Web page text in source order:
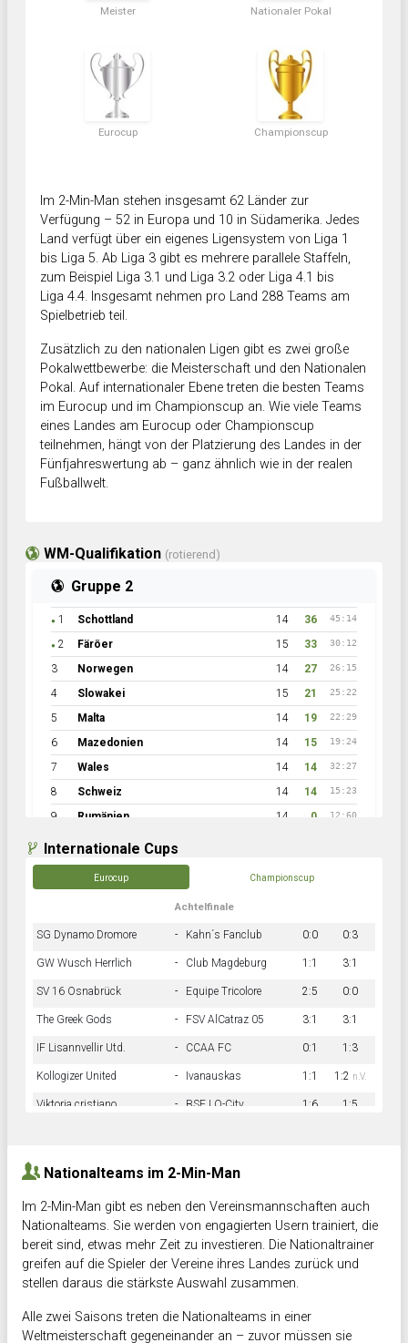
Meister Nationaler Pokal
Eurocup Championscup
Im 2-Min-Man stehen insgesamt 62 Länder zur
Verfügung – 52 in Europa und 10 in Südamerika. Jedes
Land verfügt über ein eigenes Ligensystem von Liga 1
bis Liga 5. Ab Liga 3 gibt es mehrere parallele Staffeln,
zum Beispiel Liga 3.1 und Liga 3.2 oder Liga 4.1 bis
Liga 4.4. Insgesamt nehmen pro Land 288 Teams am
Spielbetrieb teil.
Zusätzlich zu den nationalen Ligen gibt es zwei große
Pokalwettbewerbe: die Meisterschaft und den Nationalen
Pokal. Auf internationaler Ebene treten die besten Teams
im Eurocup und im Championscup an. Wie viele Teams
eines Landes am Eurocup oder Championscup
teilnehmen, hängt von der Platzierung des Landes in der
Fünfjahreswertung ab – ganz ähnlich wie in der realen
Fußballwelt.
WM-Qualifikation (rotierend)
Gruppe 2
● 1 Schottland 14 36 45:14
● 2 Färöer 15 33 30:12
3 Norwegen 14 27 26:15
4 Slowakei 15 21 25:22
5 Malta 14 19 22:29
6 Mazedonien 14 15 19:24
7 Wales 14 14 32:27
8 Schweiz 14 14 15:23
9 Rumänien 14 0 12:60
Internationale Cups
Eurocup Championscup
Achtelfinale
SG Dynamo Dromore - Kahn´s Fanclub 0:0 0:3
GW Wusch Herrlich - Club Magdeburg 1:1 3:1
SV 16 Osnabrück - Equipe Tricolore 2:5 0:0
The Greek Gods - FSV AlCatraz 05 3:1 3:1
IF Lisannvellir Utd. - CCAA FC 0:1 1:3
Kollogizer United - Ivanauskas 1:1 1:2 n.V.
Viktoria cristiano - BSF LO-City 1:6 1:5
Nationalteams im 2-Min-Man
Im 2-Min-Man gibt es neben den Vereinsmannschaften auch
Nationalteams. Sie werden von engagierten Usern trainiert, die
bereit sind, etwas mehr Zeit zu investieren. Die Nationaltrainer
greifen auf die Spieler der Vereine ihres Landes zurück und
stellen daraus die stärkste Auswahl zusammen.
Alle zwei Saisons treten die Nationalteams in einer
Weltmeisterschaft gegeneinander an – zuvor müssen sie